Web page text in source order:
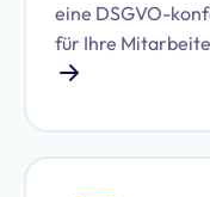
eine DSGVO-
für Ihre